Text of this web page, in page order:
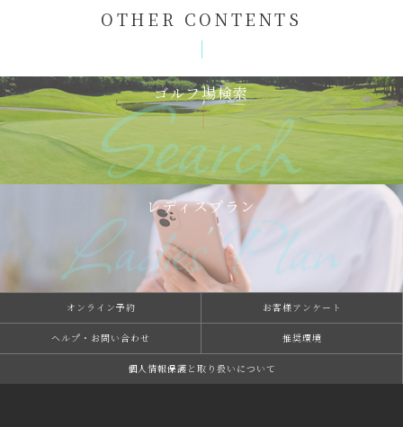
OTHER CONTENTS
ゴルフ場検索
レディスプラン
オンライン予約 お客様アンケート
ヘルプ・お問い合わせ 推奨環境
個⼈情報保護と取り扱いについて